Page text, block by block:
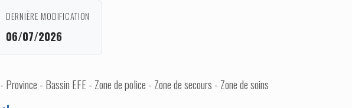
DERNIÈRE MODIFICATION
06/07/2026
Province - Bassin EFE - Zone de police - Zone de secours - Zone de soins